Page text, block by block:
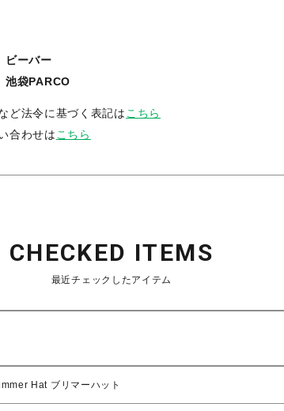
ビーバー
池袋PARCO
ど法令に基づく表記は こちら
合わせは こちら
CHECKED ITEMS
最近チェックしたアイテム
Hat ブリマーハット